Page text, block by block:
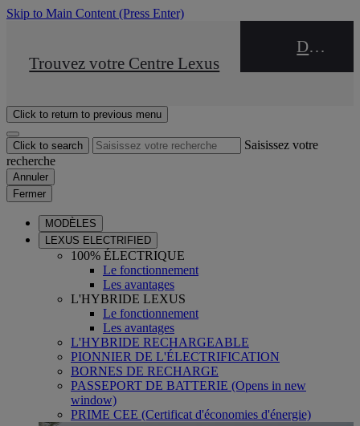
Skip to Main Content (Press Enter)
STOP DRIVE Takata
Trouvez votre Centre Lexus
DEALER NAME
Click to return to previous menu
Click to search
Saisissez votre
recherche
Annuler
Fermer
MODÈLES
LEXUS ELECTRIFIED
100% ÉLECTRIQUE
Le fonctionnement
Les avantages
L'HYBRIDE LEXUS
Le fonctionnement
Les avantages
L'HYBRIDE RECHARGEABLE
PIONNIER DE L'ÉLECTRIFICATION
BORNES DE RECHARGE
PASSEPORT DE BATTERIE (Opens in new
window)
PRIME CEE (Certificat d'économies d'énergie)